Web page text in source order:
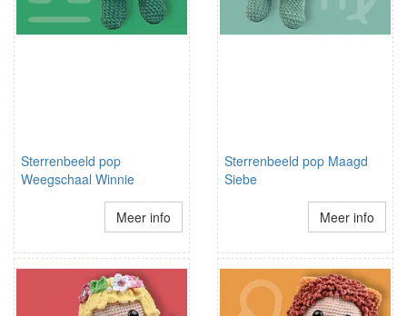
Sterrenbeeld pop
Weegschaal Winnie
Meer info
Sterrenbeeld pop Maagd
Siebe
Meer info